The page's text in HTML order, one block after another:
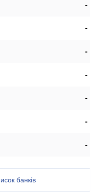
-
-
-
-
-
-
-
банків